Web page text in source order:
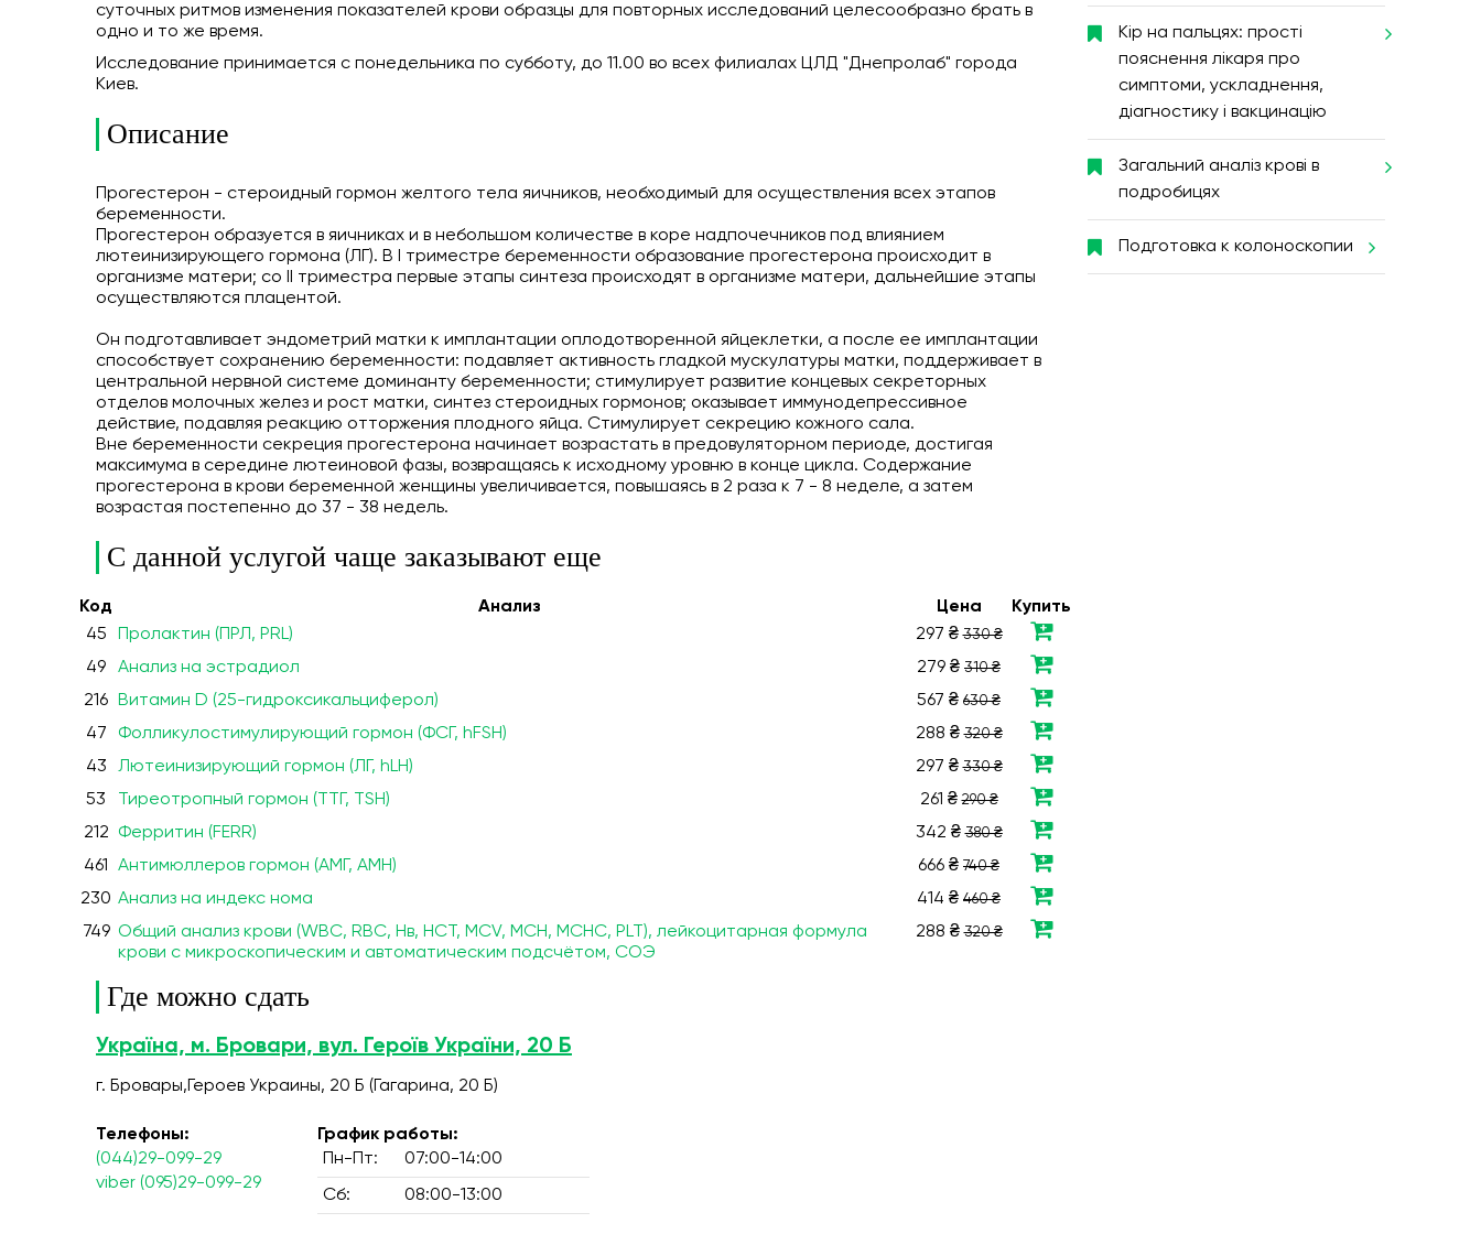
суточных ритмов изменения показателей крови образцы для повторных исследований целесообразно брать в
одно и то же время.
Исследование принимается с понедельника по субботу, до 11.00 во всех филиалах ЦЛД "Днепролаб" города
Киев.
Описание
Прогестерон - стероидный гормон желтого тела яичников, необходимый для осуществления всех этапов
беременности.
Прогестерон образуется в яичниках и в небольшом количестве в коре надпочечников под влиянием
лютеинизирующего гормона (ЛГ). В I триместре беременности образование прогестерона происходит в
организме матери; со II триместра первые этапы синтеза происходят в организме матери, дальнейшие этапы
осуществляются плацентой.
Он подготавливает эндометрий матки к имплантации оплодотворенной яйцеклетки, а после ее имплантации
способствует сохранению беременности: подавляет активность гладкой мускулатуры матки, поддерживает в
центральной нервной системе доминанту беременности; стимулирует развитие концевых секреторных
отделов молочных желез и рост матки, синтез стероидных гормонов; оказывает иммунодепрессивное
действие, подавляя реакцию отторжения плодного яйца. Стимулирует секрецию кожного сала.
Вне беременности секреция прогестерона начинает возрастать в предовуляторном периоде, достигая
максимума в середине лютеиновой фазы, возвращаясь к исходному уровню в конце цикла. Содержание
прогестерона в крови беременной женщины увеличивается, повышаясь в 2 раза к 7 - 8 неделе, а затем
возрастая постепенно до 37 - 38 недель.
С данной услугой чаще заказывают еще
Код Анализ Цена
Купить
45
Пролактин (ПРЛ, PRL) 297 ₴330 ₴
49 Анализ на эстрадиол 279 ₴ 310 ₴
216 Витамин D (25-гидроксикальциферол) 567 ₴ 630 ₴
47 Фолликулостимулирующий гормон (ФСГ, hFSH) 288 ₴320 ₴
43 Лютеинизирующий гормон (ЛГ, hLH) 297 ₴330 ₴
53 Тиреотропный гормон (ТТГ, TSH) 261 ₴290 ₴
212 Ферритин (FERR) 342 ₴380 ₴
461 Антимюллеров гормон (AMГ, AMH) 666 ₴ 740 ₴
230 Анализ на индекс нома 414 ₴ 460 ₴
749 Общий анализ крови (WBC, RBC, Нв, HCT, MCV, МСН, МСНС, PLT), лейкоцитарная формула
крови с микроскопическим и автоматическим подсчётом, СОЭ
288 ₴320 ₴
Где можно сдать
Україна, м. Бровари, вул. Героїв України, 20 Б
г. Бровары,Героев Украины, 20 Б (Гагарина, 20 Б)
Телефоны:
(044)29-099-29
viber (095)29-099-29
График работы:
Пн-Пт:
07:00-14:00
Сб: 08:00-13:00
Кір на пальцях: прості
пояснення лікаря про
симптоми, ускладнення,
діагностику і вакцинацію
Загальний аналіз крові в
подробицях
Подготовка к колоноскопии